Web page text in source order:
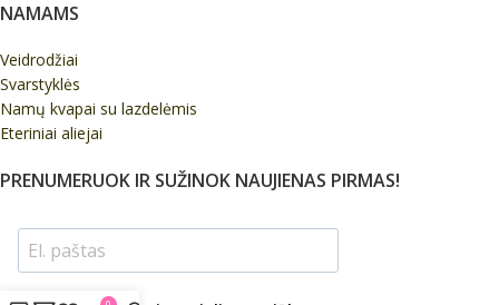
NAMAMS
Veidrodžiai
Svarstyklės
Namų kvapai su lazdelėmis
Eteriniai aliejai
PRENUMERUOK IR SUŽINOK NAUJIENAS PIRMAS!